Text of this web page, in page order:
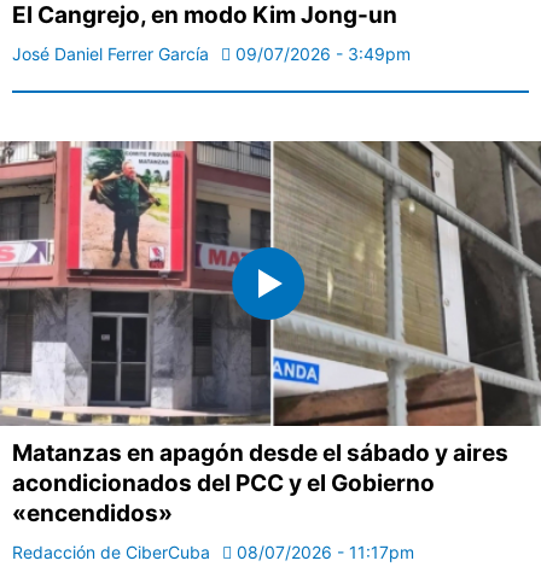
El Cangrejo, en modo Kim Jong-un
José Daniel Ferrer García 09/07/2026 - 3:49pm
Matanzas en apagón desde el sábado y aires
acondicionados del PCC y el Gobierno
«encendidos»
Redacción de CiberCuba 08/07/2026 - 11:17pm